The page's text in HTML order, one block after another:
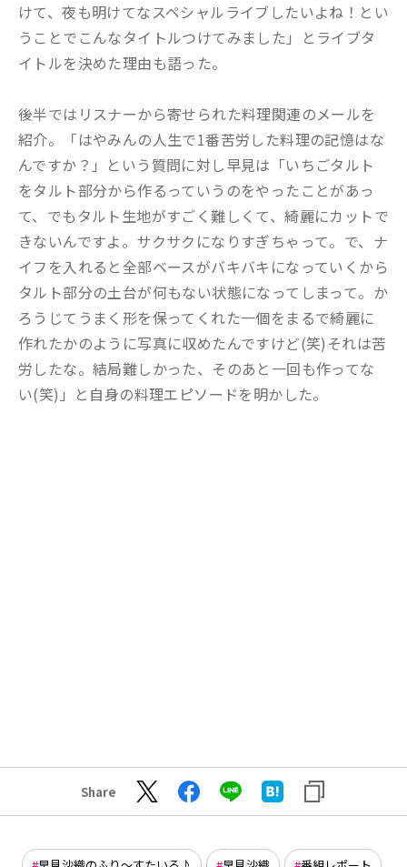
けて、夜も明けてなスペシャルライブしたいよね！とい
うことでこんなタイトルつけてみました」とライブタ
イトルを決めた理由も語った。
後半ではリスナーから寄せられた料理関連のメールを
紹介。「はやみんの人生で1番苦労した料理の記憶はな
んですか？」という質問に対し早見は「いちごタルト
をタルト部分から作るっていうのをやったことがあっ
て、でもタルト生地がすごく難しくて、綺麗にカットで
きないんですよ。サクサクになりすぎちゃって。で、ナ
イフを入れると全部ベースがバキバキになっていくから
タルト部分の土台が何もない状態になってしまって。か
ろうじてうまく形を保ってくれた一個をまるで綺麗に
作れたかのように写真に収めたんですけど(笑)それは苦
労したな。結局難しかった、そのあと一回も作ってな
い(笑)」と自身の料理エピソードを明かした。
Share